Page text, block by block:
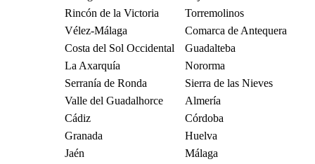
Rincón de la Victoria
Torremolinos
Vélez-Málaga
Comarca de Antequera
Costa del Sol Occidental
Guadalteba
La Axarquía
Nororma
Serranía de Ronda
Sierra de las Nieves
Valle del Guadalhorce
Almería
Cádiz
Córdoba
Granada
Huelva
Jaén
Málaga